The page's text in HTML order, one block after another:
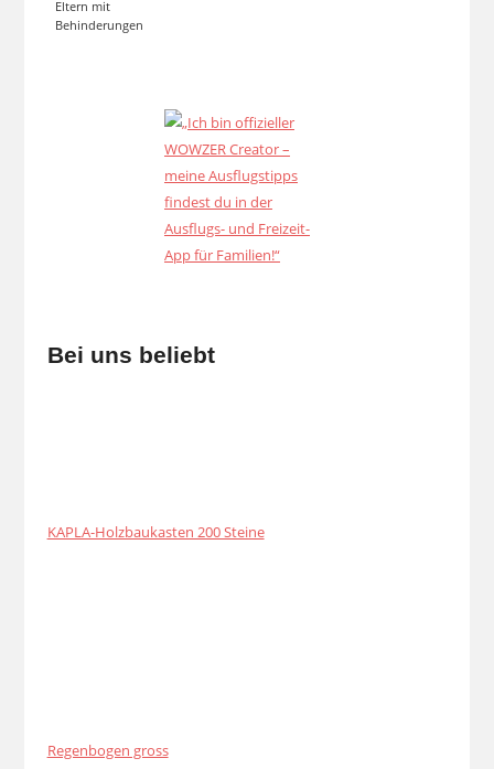
Eltern mit
Behinderungen
Bei uns beliebt
KAPLA-Holzbaukasten 200 Steine
Regenbogen gross